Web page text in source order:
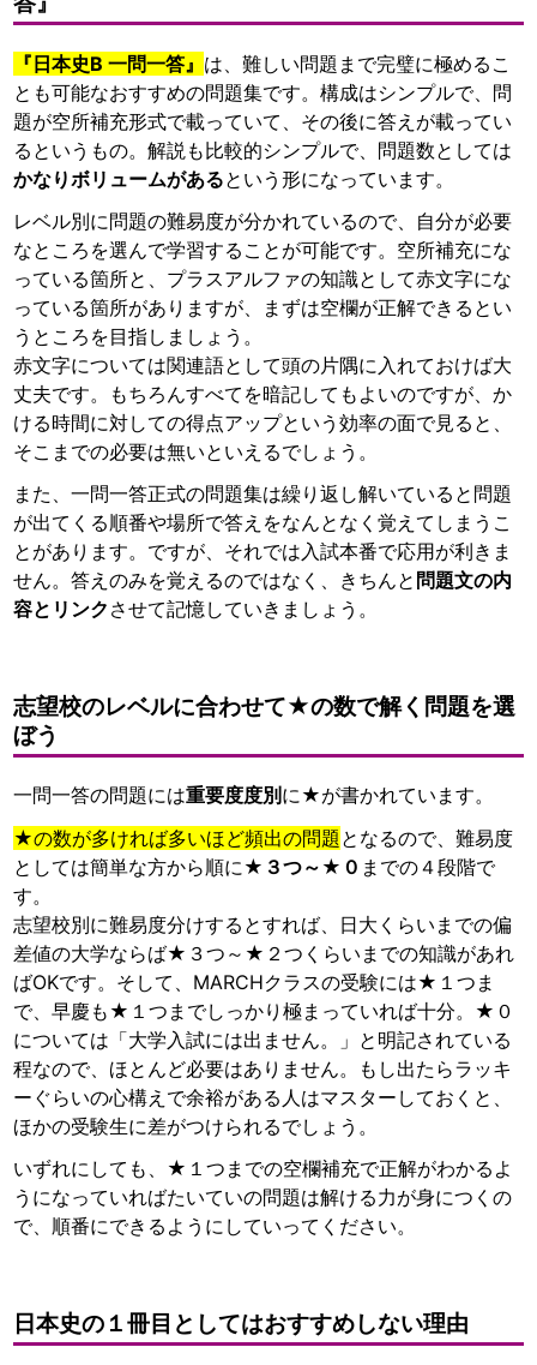
『日本史B 一問一答』 は、難しい問題まで完璧に極めるこ
とも可能なおすすめの問題集です。構成はシンプルで、問
題が空所補充形式で載っていて、その後に答えが載ってい
るというもの。解説も比較的シンプルで、問題数としては
かなりボリュームがあるという形になっています。
レベル別に問題の難易度が分かれているので、自分が必要
なところを選んで学習することが可能です。空所補充にな
っている箇所と、プラスアルファの知識として赤文字にな
っている箇所がありますが、まずは空欄が正解できるとい
うところを目指しましょう。
赤文字については関連語として頭の片隅に入れておけば大
丈夫です。もちろんすべてを暗記してもよいのですが、か
ける時間に対しての得点アップという効率の面で見ると、
そこまでの必要は無いといえるでしょう。
また、一問一答正式の問題集は繰り返し解いていると問題
が出てくる順番や場所で答えをなんとなく覚えてしまうこ
とがあります。ですが、それでは入試本番で応用が利きま
せん。答えのみを覚えるのではなく、きちんと 問題文の内
容とリンク させて記憶していきましょう。
志望校のレベルに合わせて★の数で解く問題を選
ぼう
一問一答の問題には重要度度別 に★が書かれています。
★の数が多ければ多いほど頻出の問題 となるので、難易度
としては簡単な方から順に ★３つ～★０ までの４段階で
す。
志望校別に難易度分けするとすれば、日大くらいまでの偏
差値の大学ならば★３つ～★２つくらいまでの知識があれ
ばOKです。そして、MARCHクラスの受験には★１つま
で、早慶も★１つまでしっかり極まっていれば十分。★０
については「大学入試には出ません。」と明記されている
程なので、ほとんど必要はありません。もし出たらラッキ
ーぐらいの心構えで余裕がある人はマスターしておくと、
ほかの受験生に差がつけられるでしょう。
いずれにしても、★１つまでの空欄補充で正解がわかるよ
うになっていればたいていの問題は解ける力が身につくの
で、順番にできるようにしていってください。
日本史の１冊目としてはおすすめしない理由